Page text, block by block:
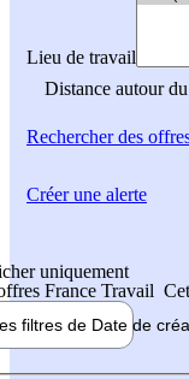
Lieu de travail
Distance autour
Rechercherdes
uniquement
France Travail
filtres de Date de
Créer une alerte